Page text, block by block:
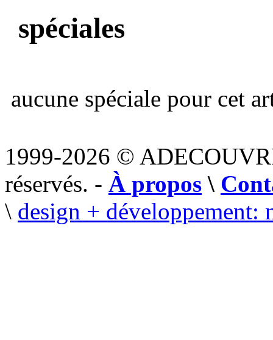
spéciales
aucune spéciale pour cet
1999-2026 ©
réservés. - À propos \
\ design + développement: